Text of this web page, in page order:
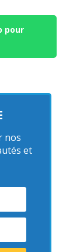
pour
nos
et